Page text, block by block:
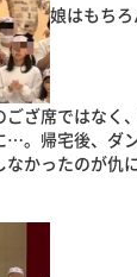
娘はもち
ざ席ではな
。帰宅後、ダ
かったのが